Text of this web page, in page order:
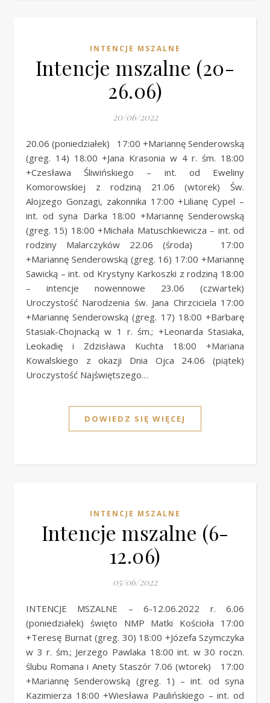
INTENCJE MSZALNE
Intencje mszalne (20-
26.06)
20/06/2022
20.06 (poniedziałek) 17:00 +Mariannę Senderowską
(greg. 14) 18:00 +Jana Krasonia w 4 r. śm. 18:00
+Czesława Śliwińskiego – int. od Eweliny
Komorowskiej z rodziną 21.06 (wtorek) Św.
Alojzego Gonzagi, zakonnika 17:00 +Lilianę Cypel –
int. od syna Darka 18:00 +Mariannę Senderowską
(greg. 15) 18:00 +Michała Matuschkiewicza – int. od
rodziny Malarczyków 22.06 (środa) 17:00
+Mariannę Senderowską (greg. 16) 17:00 +Mariannę
Sawicką – int. od Krystyny Karkoszki z rodziną 18:00
– intencje nowennowe 23.06 (czwartek)
Uroczystość Narodzenia św. Jana Chrzciciela 17:00
+Mariannę Senderowską (greg. 17) 18:00 +Barbarę
Stasiak-Chojnacką w 1 r. śm.; +Leonarda Stasiaka,
Leokadię i Zdzisława Kuchta 18:00 +Mariana
Kowalskiego z okazji Dnia Ojca 24.06 (piątek)
Uroczystość Najświętszego…
DOWIEDZ SIĘ WIĘCEJ
INTENCJE MSZALNE
Intencje mszalne (6-
12.06)
05/06/2022
INTENCJE MSZALNE – 6-12.06.2022 r. 6.06
(poniedziałek) święto NMP Matki Kościoła 17:00
+Teresę Burnat (greg. 30) 18:00 +Józefa Szymczyka
w 3 r. śm.; Jerzego Pawlaka 18:00 int. w 30 roczn.
ślubu Romana i Anety Staszór 7.06 (wtorek) 17:00
+Mariannę Senderowską (greg. 1) – int. od syna
Kazimierza 18:00 +Wiesława Paulińskiego – int. od